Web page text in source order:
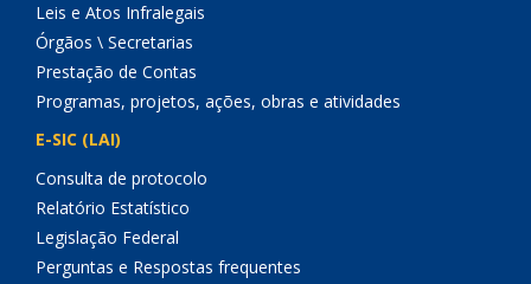
Leis e Atos Infralegais
Órgãos \ Secretarias
Prestação de Contas
Programas, projetos, ações, obras e atividades
E-SIC (LAI)
Consulta de protocolo
Relatório Estatístico
Legislação Federal
Perguntas e Respostas frequentes